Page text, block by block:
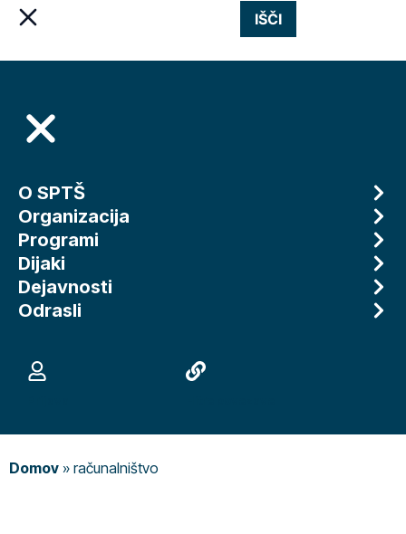
IŠČI
O SPTŠ
Organizacija
Programi
Dijaki
Dejavnosti
Odrasli
Domov » računalništvo